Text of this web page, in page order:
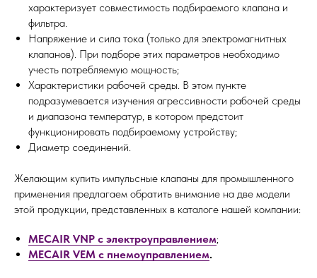
характеризует совместимость подбираемого клапана и
фильтра.
Напряжение и сила тока (только для электромагнитных
клапанов). При подборе этих параметров необходимо
учесть потребляемую мощность;
Характеристики рабочей среды. В этом пункте
подразумевается изучения агрессивности рабочей среды
и диапазона температур, в котором предстоит
функционировать подбираемому устройству;
Диаметр соединений.
Желающим купить импульсные клапаны для промышленного
применения предлагаем обратить внимание на две модели
этой продукции, представленных в каталоге нашей компании:
MECAIR VNP с электроуправлением;
MECAIR VEM с пнемоуправлением.